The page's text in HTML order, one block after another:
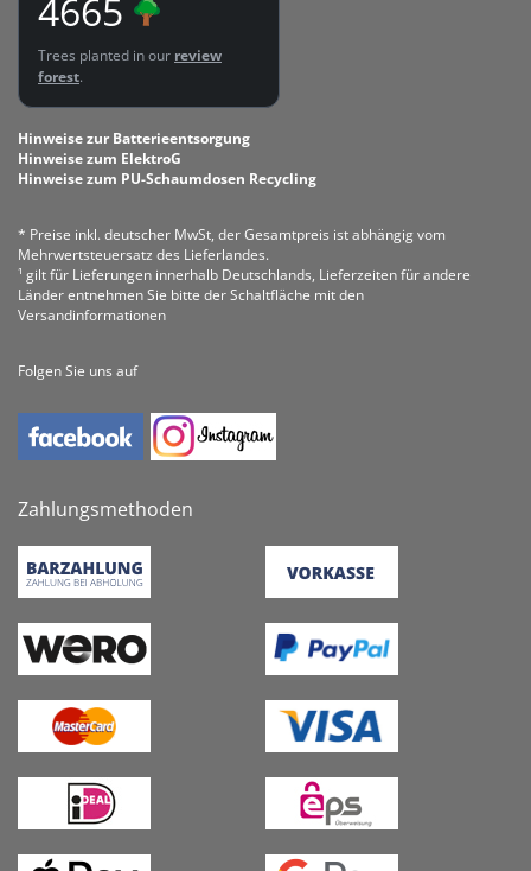
4665
Trees planted in our review
forest.
Hinweise zur Batterieentsorgung
Hinweise zum ElektroG
Hinweise zum PU-Schaumdosen Recycling
* Preise inkl. deutscher MwSt, der Gesamtpreis ist abhängig vom
Mehrwertsteuersatz des Lieferlandes.
¹ gilt für Lieferungen innerhalb Deutschlands, Lieferzeiten für andere
Länder entnehmen Sie bitte der Schaltfläche mit den
Versandinformationen
Folgen Sie uns auf
Zahlungsmethoden